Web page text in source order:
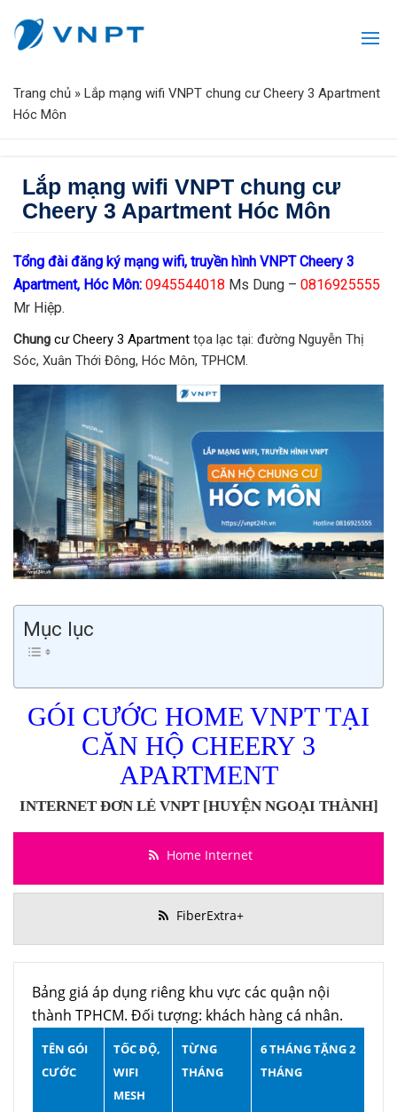
Trang chủ » Lắp mạng wifi VNPT chung cư Cheery 3 Apartment
Hóc Môn
Lắp mạng wifi VNPT chung cư
Cheery 3 Apartment Hóc Môn
Tổng đài đăng ký mạng wifi, truyền hình VNPT Cheery 3
Apartment, Hóc Môn: 0945544018 Ms Dung – 0816925555
Mr Hiệp.
Chung cư Cheery 3 Apartment tọa lạc tại: đường Nguyễn Thị
Sóc, Xuân Thới Đông, Hóc Môn, TPHCM.
Mục lục
GÓI CƯỚC HOME VNPT TẠI
CĂN HỘ CHEERY 3
APARTMENT
INTERNET ĐƠN LẺ VNPT [HUYỆN NGOẠI THÀNH]
Home Internet
FiberExtra+
Bảng giá áp dụng riêng khu vực các quận nội
thành TPHCM. Đối tượng: khách hàng cá nhân.
TÊN GÓI
CƯỚC
TỐC ĐỘ,
WIFI
MESH
TỪNG
THÁNG
6 THÁNG TẶNG 2
THÁNG